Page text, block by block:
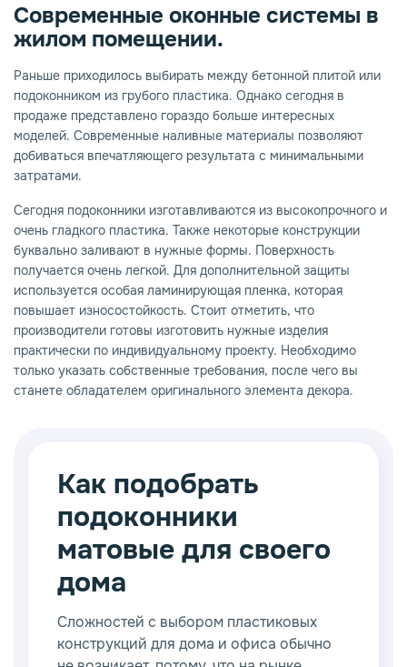
Современные оконные системы в
жилом помещении.
Раньше приходилось выбирать между бетонной плитой или
подоконником из грубого пластика. Однако сегодня в
продаже представлено гораздо больше интересных
моделей. Современные наливные материалы позволяют
добиваться впечатляющего результата с минимальными
затратами.
Сегодня подоконники изготавливаются из высокопрочного и
очень гладкого пластика. Также некоторые конструкции
буквально заливают в нужные формы. Поверхность
получается очень легкой. Для дополнительной защиты
используется особая ламинирующая пленка, которая
повышает износостойкость. Стоит отметить, что
производители готовы изготовить нужные изделия
практически по индивидуальному проекту. Необходимо
только указать собственные требования, после чего вы
станете обладателем оригинального элемента декора.
Как подобрать
подоконники
матовые для своего
дома
Сложностей с выбором пластиковых
конструкций для дома и офиса обычно